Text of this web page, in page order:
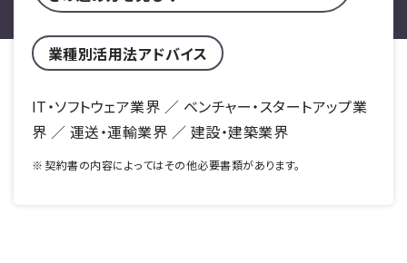
業種別活用法アドバイス
IT・ソフトウェア業界 ／ ベンチャー・スタートアップ業
界 ／ 運送・運輸業界 ／ 建設・建築業界
契約書の内容によってはその他必要書類があります。